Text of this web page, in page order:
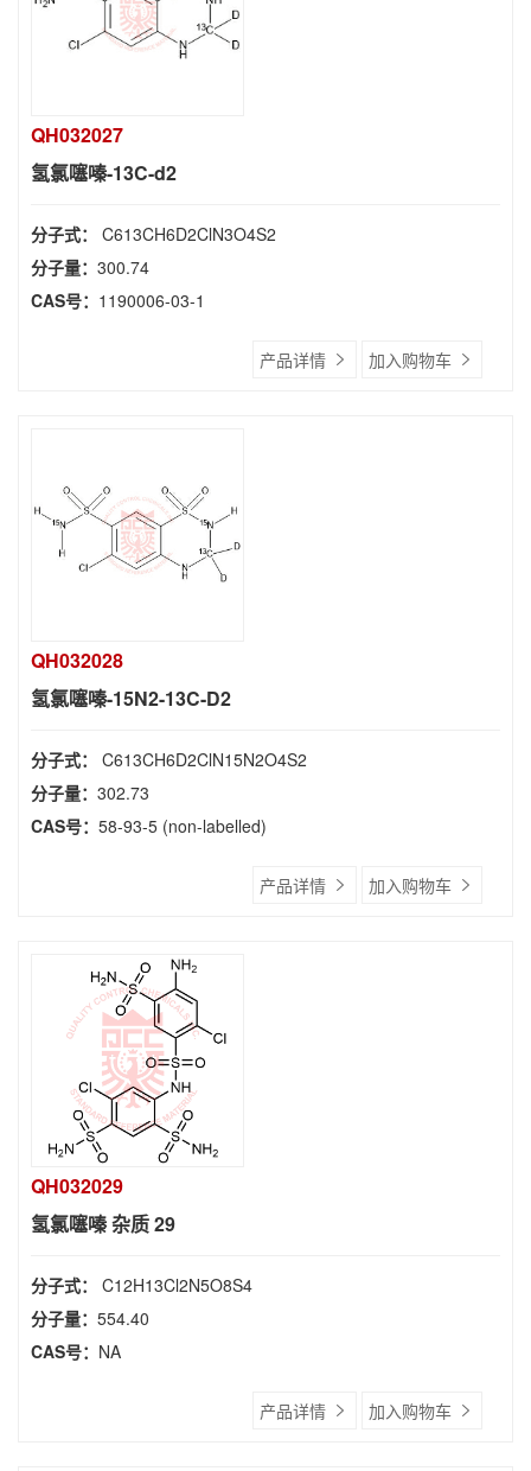
QH032027
氢氯噻嗪-13C-d2
分子式： C613CH6D2ClN3O4S2
分子量： 300.74
CAS号： 1190006-03-1
产品详情 加入购物车
QH032028
氢氯噻嗪-15N2-13C-D2
分子式： C613CH6D2ClN15N2O4S2
分子量： 302.73
CAS号： 58-93-5 (non-labelled)
产品详情 加入购物车
QH032029
氢氯噻嗪 杂质 29
分子式： C12H13Cl2N5O8S4
分子量： 554.40
CAS号： NA
产品详情 加入购物车